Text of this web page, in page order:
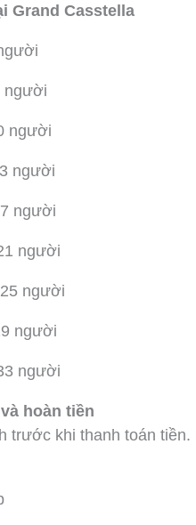
Grand Casstella
người
người
người
người
người
người
người
người
hoàn tiền
trước khi thanh toán